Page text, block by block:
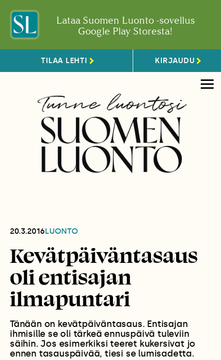
Lataa Suomen Luonto -sovellus
Google Play Storesta!
TILAA LEHTI KIRJAUDU
20.3.2016LUONTO
Kevätpäiväntasaus
oli entisajan
ilmapuntari
Tänään on kevätpäiväntasaus. Entisajan
ihmisille se oli tärkeä ennuspäivä tuleviin
säihin. Jos esimerkiksi teeret kukersivat jo
ennen tasauspäivää, tiesi se lumisadetta.